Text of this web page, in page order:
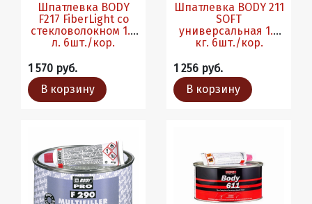
Шпатлевка BODY
F217 FiberLight со
стекловолокном 1.0
л. 6шт./кор.
1 570 руб.
В корзину
Шпатлевка BODY 211
SOFT
универсальная 1.8
кг. 6шт./кор.
1 256 руб.
В корзину